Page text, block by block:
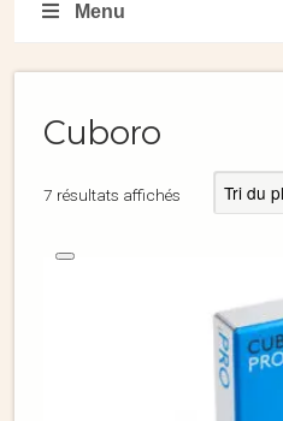
Menu
Cuboro
7 résultats affichés